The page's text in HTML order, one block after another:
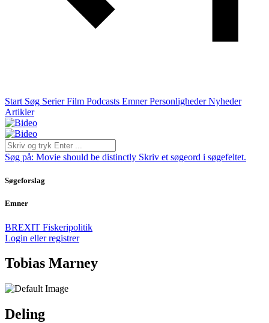
Start Søg Serier Film Podcasts Emner Personligheder Nyheder
Artikler
Søg på: Movie should be distinctly Skriv et søgeord i søgefeltet.
Søgeforslag
Emner
BREXIT Fiskeripolitik
Login eller registrer
Tobias Marney
Deling